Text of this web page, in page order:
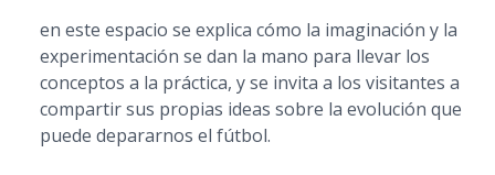
en este espacio se explica cómo la imaginación y la
experimentación se dan la mano para llevar los
conceptos a la práctica, y se invita a los visitantes a
compartir sus propias ideas sobre la evolución que
puede depararnos el fútbol.